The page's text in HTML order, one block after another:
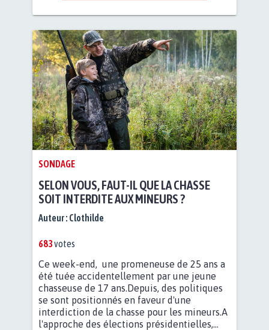
SONDAGE
SELON VOUS, FAUT-IL QUE LA CHASSE
SOIT INTERDITE AUX MINEURS ?
Auteur : Clothilde
683votes
Ce week-end, une promeneuse de 25 ans a
été tuée accidentellement par une jeune
chasseuse de 17 ans.Depuis, des politiques
se sont positionnés en faveur d'une
interdiction de la chasse pour les mineurs.A
l'approche des élections présidentielles,...